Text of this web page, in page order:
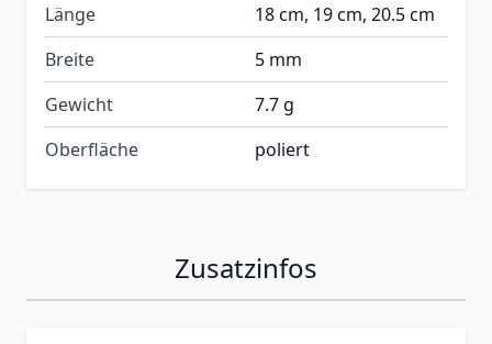
Länge
18 cm, 19 cm, 20.5 cm
Breite
5 mm
Gewicht
7.7 g
Oberfläche
poliert
Zusatzinfos